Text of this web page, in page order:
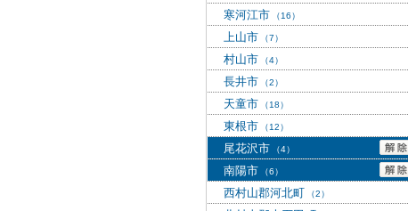
寒河江市 （16）
上山市 （7）
村山市 （4）
長井市 （2）
天童市 （18）
東根市 （12）
尾花沢市 （4）
南陽市 （6）
西村山郡河北町 （2）